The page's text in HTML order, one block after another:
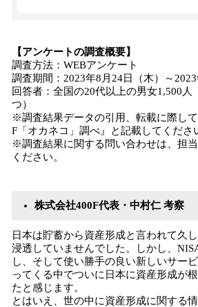
【アンケートの調査概要】
調査方法：WEBアンケート
調査期間：2023年8月24日（木）～2023
回答者：全国の20代以上の男女1,500人
つ）
※調査結果データの引用、転載に際し
F「オカネコ」調べ』と記載してくださ
※調査結果に関する問い合わせは、担
ください。
株式会社400F代表・中村仁 考察
日本は貯蓄から資産形成と言われて久
浸透していませんでした。しかし、
し、そして使い勝手の良い新しいサー
ってくる中でついに日本に資産形成が
たと感じます。
とはいえ、世の中に資産形成に関する